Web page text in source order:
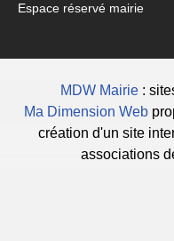
Espace réservé mairie
MDW Mairie :
Ma Dimension Web
création d'un site
associations